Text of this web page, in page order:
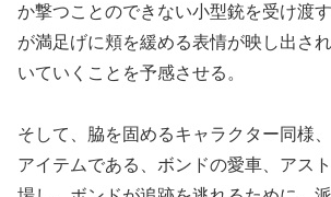
か撃つことのできない小型銃を受け渡
が満足げに頬を緩める表情が映し出さ
いていくことを予感させる。
そして、脇を固めるキャラクター同様
アイテムである、ボンドの愛車、アス